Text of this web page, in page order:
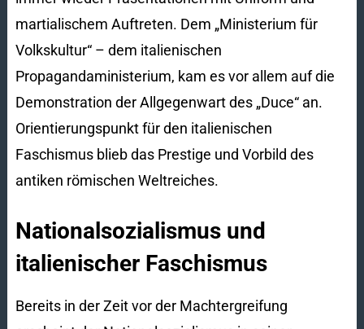
martialischem Auftreten. Dem „Ministerium für
Volkskultur“ – dem italienischen
Propagandaministerium, kam es vor allem auf die
Demonstration der Allgegenwart des „Duce“ an.
Orientierungspunkt für den italienischen
Faschismus blieb das Prestige und Vorbild des
antiken römischen Weltreiches.
Nationalsozialismus und
italienischer Faschismus
Bereits in der Zeit vor der Machtergreifung